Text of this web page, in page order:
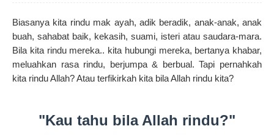
Biasanya kita rindu mak ayah, adik beradik, anak-anak, anak
buah, sahabat baik, kekasih, suami, isteri atau saudara-mara.
Bila kita rindu mereka.. kita hubungi mereka, bertanya khabar,
meluahkan rasa rindu, berjumpa & berbual. Tapi pernahkah
kita rindu Allah? Atau terfikirkah kita bila Allah rindu kita?
"Kau tahu bila Allah rindu?"